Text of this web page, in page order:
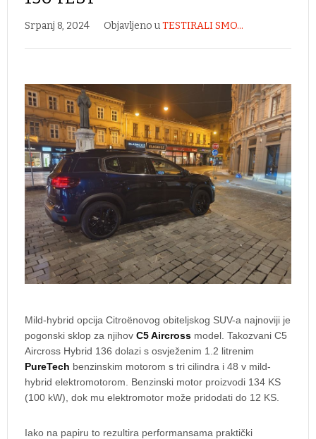
Srpanj 8, 2024 Objavljeno uTESTIRALI SMO...
Mild-hybrid opcija Citroënovog obiteljskog SUV-a najnoviji je
pogonski sklop za njihov C5 Aircross model. Takozvani C5
Aircross Hybrid 136 dolazi s osvježenim 1.2 litrenim
PureTech benzinskim motorom s tri cilindra i 48 v mild-
hybrid elektromotorom. Benzinski motor proizvodi 134 KS
(100 kW), dok mu elektromotor može pridodati do 12 KS.
Iako na papiru to rezultira performansama praktički